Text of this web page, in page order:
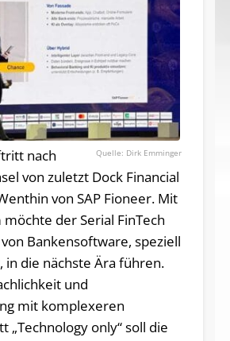
Dirk Emminger
nach
von zuletzt Dock Financial
von SAP Fioneer. Mit
der Serial FinTech
Bankensoftware, speziell
in die nächste Ära führen.
und
mit komplexeren
„Technology only“ soll die